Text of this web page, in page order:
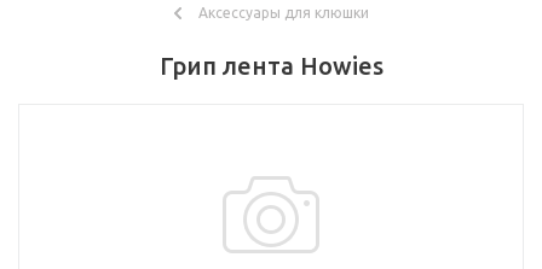
Аксессуары для клюшки
Грип лента Howies